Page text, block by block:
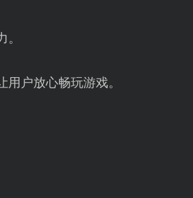
户放心畅玩游戏。